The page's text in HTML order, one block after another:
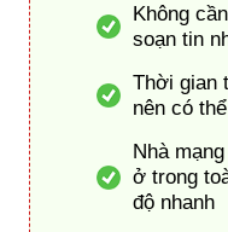
Không
soạn tin
Thời gian
nên có
Nhà
ở trong
độ nhanh